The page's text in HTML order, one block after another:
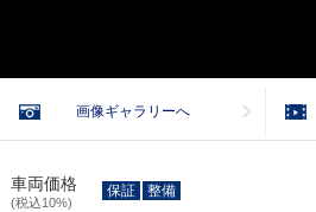
画像ギャラリーへ
車両価格
(税込10%)
保証 整備